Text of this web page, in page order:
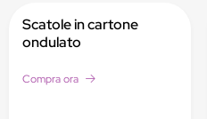
Scatole in cartone
ondulato
Compra ora